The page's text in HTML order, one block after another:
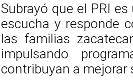
Subrayó que el PRI
escucha y responde
las familias
impulsando
contribuyan a mejorar